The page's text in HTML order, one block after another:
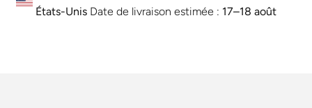
États-Unis Date de livraison estimée : 17⁠–18 août